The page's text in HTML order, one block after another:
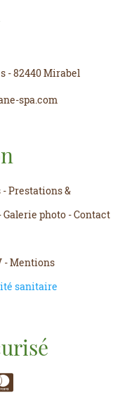
-82440 Mirabel
spa.com
-Prestations &
Galerie photo -Contact
-Mentions
sanitaire